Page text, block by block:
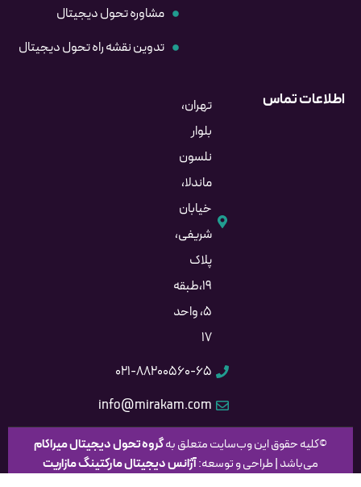
مشاوره تحول دیجیتال
تدوین نقشه راه تحول دیجیتال
اطلاعات تماس
تهران،
بلوار
نلسون
ماندلا،
خیابان
شریفی،
پلاک
۱۹،طبقه
۵، واحد
۱۷
۰۲۱-۸۸۲۰۰۵۶۰-۶۵
info@mirakam.com
©کلیه حقوق این وب‌سایت متعلق بهگروهتحول دیجیتال میراکام
می‌باشد | طراحی و توسعه:آژانس دیجیتال مارکتینگ مازاریت